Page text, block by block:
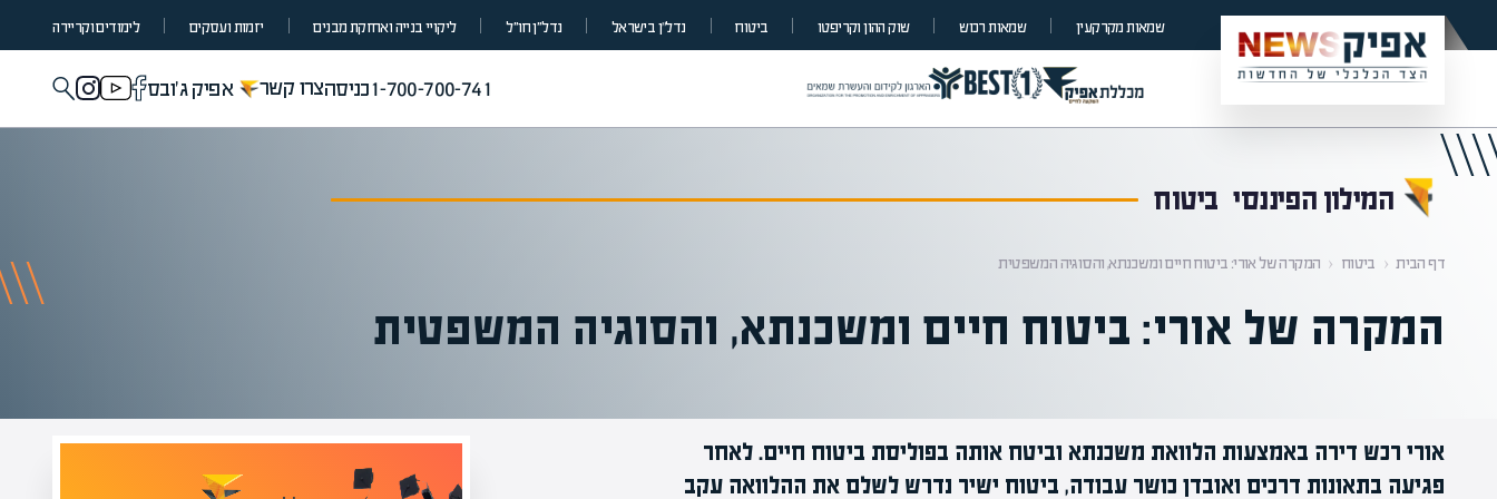
שמאות מקרקעין שמאות רכוש שוק ההון וקריפטו ביטוח נדל”ן בישראל נדל״ן חו״ל ליקויי בנייה ואחזקת מבנים יזמות ועסקים לימודים וקריירה
1-700-700-741כניסהצרו קשר אפיק ג'ובס
המילון הפיננסי ביטוח
דף הבית ‹ ביטוח ‹ המקרה של אורי: ביטוח חיים ומשכנתא, והסוגיה המשפטית
המקרה של אורי: ביטוח חיים ומשכנתא, והסוגיה המשפטית
אורי רכש דירה באמצעות הלוואת משכנתא וביטח אותה בפוליסת ביטוח חיים. לאחר
פגיעה בתאונות דרכים ואובדן כושר עבודה, ביטוח ישיר נדרש לשלם את ההלוואה עקב